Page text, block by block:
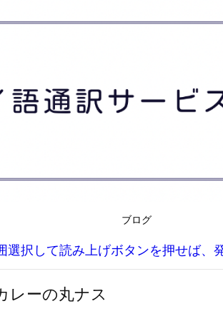
ブログ
選択して読み上げボタンを押せば、
レーの丸ナス